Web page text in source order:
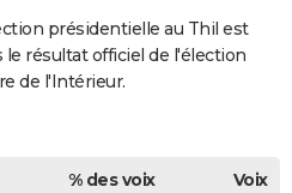
présidentielle au Thil est
résultat officiel de l'élection
de l'Intérieur.
% des voix
Voix